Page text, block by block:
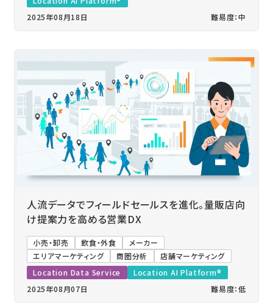
2025年08月18日
難易度：中
人流データでフィールドセールスを進化。量販店向
け提案力を高める営業DX
小売・卸売 飲食・外食
メーカー
エリアマーケティング
商圏分析
店舗マーケティング
Location Data Service
Location AI Platform®
2025年08月07日
難易度：低